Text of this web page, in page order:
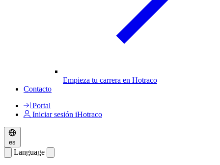
Empieza tu carrera en Hotraco
Contacto
Portal
Iniciar sesión iHotraco
es
Language